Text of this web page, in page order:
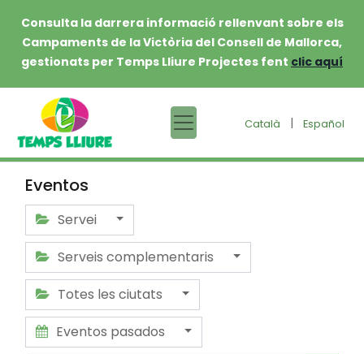
Consulta la darrera informació rellenvant sobre els
Campaments de la Victòria del Consell de Mallorca,
gestionats per Temps Lliure Projectes fent clic aquí
Català | Español
Eventos
Servei
Serveis complementaris
Totes les ciutats
Eventos pasados